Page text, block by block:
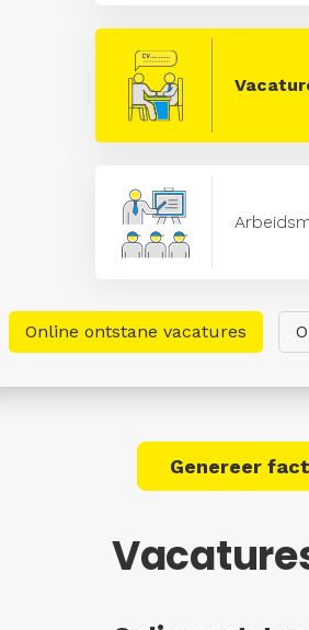
Online ontstane vacatures
Genereer